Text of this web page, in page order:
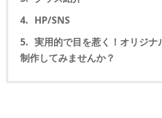
HP/SNS
実用的で目を惹く！オリジナ
制作してみませんか？